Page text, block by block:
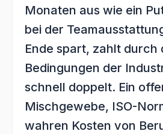
Monaten aus wie ein
bei der
Ende spart, zahlt durch
Bedingungen der
schnell doppelt. Ein
Mischgewebe, ISO-
wahren Kosten von